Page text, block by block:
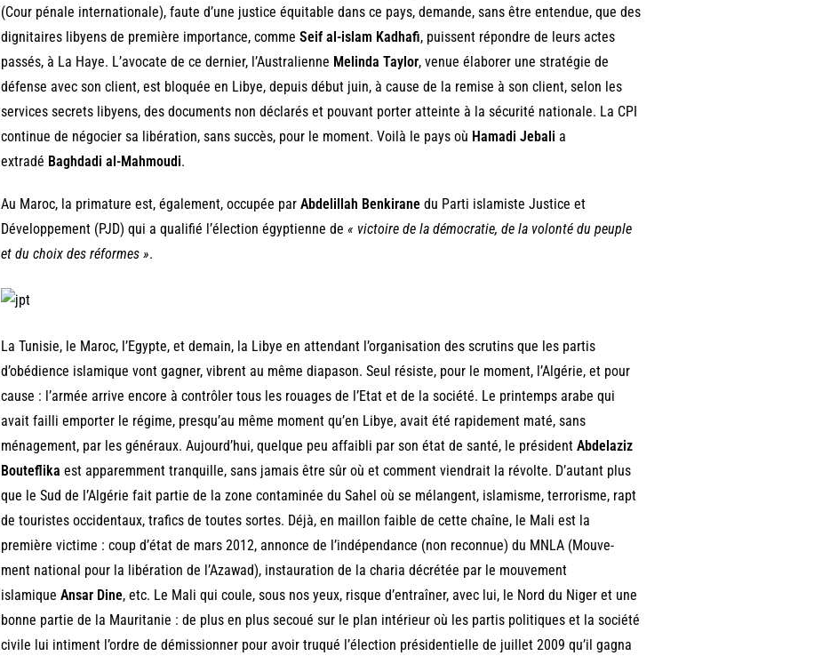
(Cour pénale internationale), faute d’une justice équitable dans ce pays, demande, sans être entendue, que des
dignitaires libyens de première importance, comme Seif al-islam Kadhafi, puissent répondre de leurs actes
passés, à La Haye. L’avocate de ce dernier, l’Australienne Melinda Taylor, venue élaborer une stratégie de
défense avec son client, est bloquée en Libye, depuis début juin, à cause de la remise à son client, selon les
services secrets libyens, des documents non déclarés et pouvant porter atteinte à la sécurité nationale. La CPI
continue de négocier sa libération, sans succès, pour le moment. Voilà le pays où Hamadi Jebali a
extradé Baghdadi al-Mahmoudi.
Au Maroc, la primature est, également, occupée par Abdelillah Benkiranedu Parti islamiste Justice et
Développement (PJD) qui a qualifié l’élection égyptienne de « victoire de la démocratie, de la volonté du peuple
et du choix des réformes ».
La Tunisie, le Maroc, l’Egypte, et demain, la Libye en attendant l’organisation des scrutins que les partis
d’obédience islamique vont gagner, vibrent au même diapason. Seul résiste, pour le moment, l’Algérie, et pour
cause : l’armée arrive encore à contrôler tous les rouages de l’Etat et de la société. Le printemps arabe qui
avait failli emporter le régime, presqu’au même moment qu’en Libye, avait été rapidement maté, sans
ménagement, par les généraux. Aujourd’hui, quelque peu affaibli par son état de santé, le président Abdelaziz
Bouteflika est apparemment tranquille, sans jamais être sûr où et comment viendrait la révolte. D’autant plus
que le Sud de l’Algérie fait partie de la zone contaminée du Sahel où se mélangent, islamisme, terrorisme, rapt
de touristes occidentaux, trafics de toutes sortes. Déjà, en maillon faible de cette chaîne, le Mali est la
première victime : coup d’état de mars 2012, annonce de l’indépendance (non reconnue) du MNLA (Mouve-
ment national pour la libération de l’Azawad), instauration de la charia décrétée par le mouvement
islamique Ansar Dine, etc. Le Mali qui coule, sous nos yeux, risque d’entraîner, avec lui, le Nord du Niger et une
bonne partie de la Mauritanie : de plus en plus secoué sur le plan intérieur où les partis politiques et la société
civile lui intiment l’ordre de démissionner pour avoir truqué l’élection présidentielle de juillet 2009 qu’il gagna